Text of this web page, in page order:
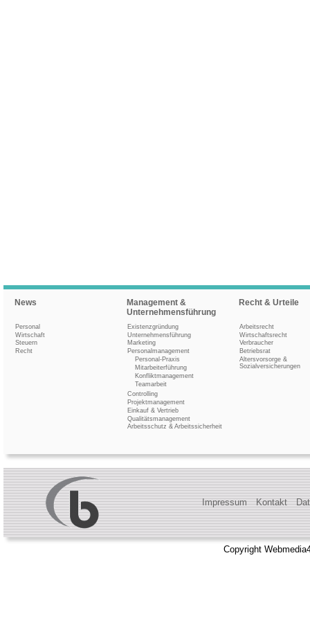
News
Personal
Wirtschaft
Steuern
Recht
Management &
Unternehmensführung
Existenzgründung
Unternehmensführung
Marketing
Personalmanagement
Personal-Praxis
Mitarbeiterführung
Konfliktmanagement
Teamarbeit
Controlling
Projektmanagement
Einkauf & Vertrieb
Qualitätsmanagement
Arbeitsschutz & Arbeitssicherheit
Recht & Urteile
Arbeitsrecht
Wirtschaftsrecht
Verbraucher
Betriebsrat
Altersvorsorge &
Sozialversicherungen
Impressum Kontakt
Copyright